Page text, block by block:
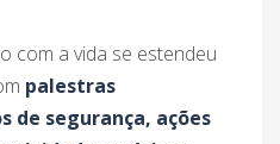
com a vida se estendeu
palestras
de segurança, ações